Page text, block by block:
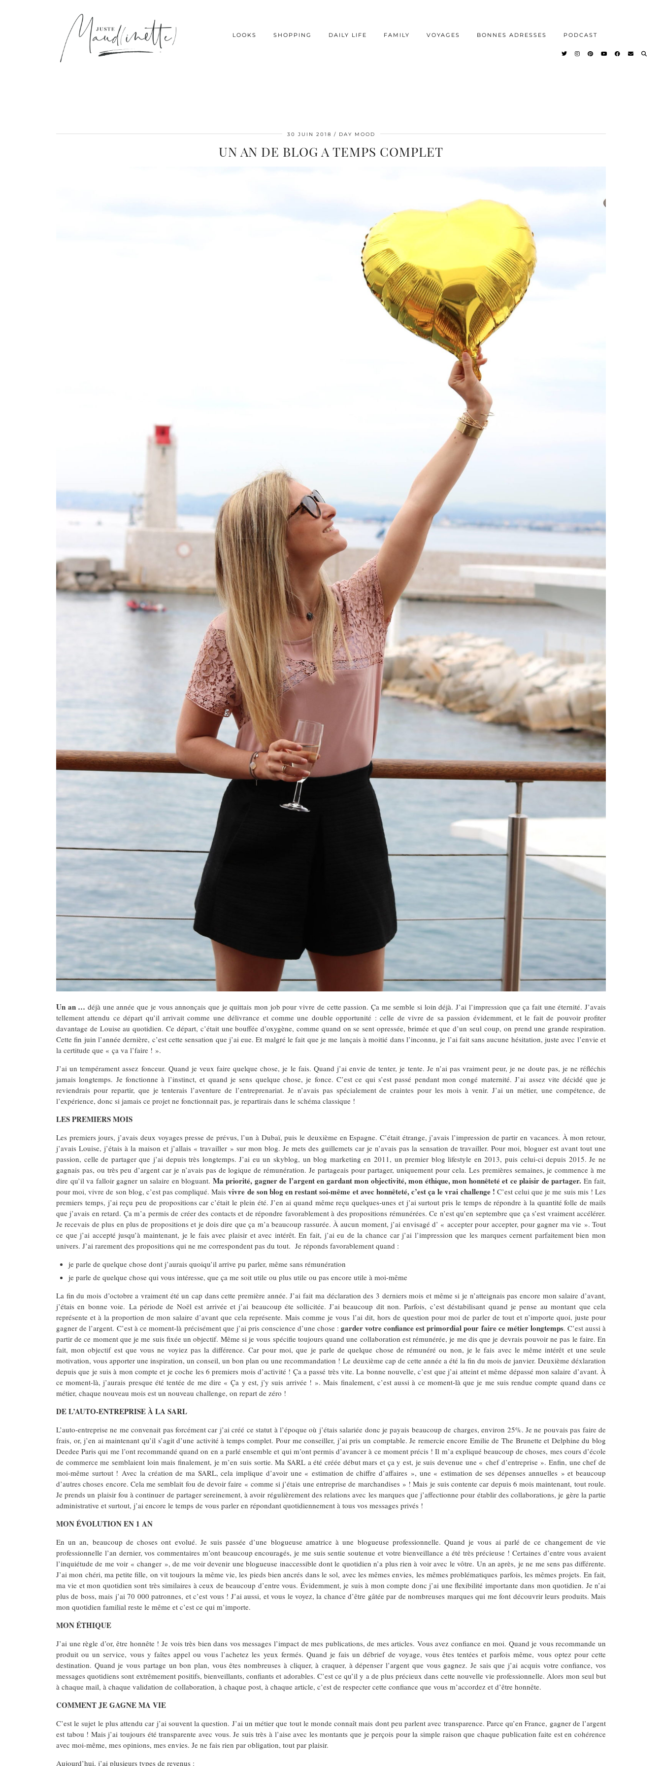
LOOKS SHOPPING DAILY LIFE FAMILY VOYAGES BONNES ADRESSES PODCAST
30 JUIN 2018 DAY MOOD
UN AN DE BLOG A TEMPS COMPLET
Un an … déjà une année que je vous annonçais que je quittais mon job pour vivre de cette passion. Ça me semble si loin déjà. J’ai l’impression que ça fait une éternité. J’avais
tellement attendu ce départ qu’il arrivait comme une délivrance et comme une double opportunité : celle de vivre de sa passion évidemment, et le fait de pouvoir profiter
davantage de Louise au quotidien. Ce départ, c’était une bouffée d’oxygène, comme quand on se sent opressée, brimée et que d’un seul coup, on prend une grande respiration.
Cette fin juin l’année dernière, c’est cette sensation que j’ai eue. Et malgré le fait que je me lançais à moitié dans l’inconnu, je l’ai fait sans aucune hésitation, juste avec l’envie et
la certitude que « ça va l’faire ! ».
J’ai un tempérament assez fonceur. Quand je veux faire quelque chose, je le fais. Quand j’ai envie de tenter, je tente. Je n’ai pas vraiment peur, je ne doute pas, je ne réfléchis
jamais longtemps. Je fonctionne à l’instinct, et quand je sens quelque chose, je fonce. C’est ce qui s’est passé pendant mon congé maternité. J’ai assez vite décidé que je
reviendrais pour repartir, que je tenterais l’aventure de l’entreprenariat. Je n’avais pas spécialement de craintes pour les mois à venir. J’ai un métier, une compétence, de
l’expérience, donc si jamais ce projet ne fonctionnait pas, je repartirais dans le schéma classique !
LES PREMIERS MOIS
Les premiers jours, j’avais deux voyages presse de prévus, l’un à Dubaï, puis le deuxième en Espagne. C’était étrange, j’avais l’impression de partir en vacances. À mon retour,
j’avais Louise, j’étais à la maison et j’allais « travailler » sur mon blog. Je mets des guillemets car je n’avais pas la sensation de travailler. Pour moi, bloguer est avant tout une
passion, celle de partager que j’ai depuis très longtemps. J’ai eu un skyblog, un blog marketing en 2011, un premier blog lifestyle en 2013, puis celui-ci depuis 2015. Je ne
gagnais pas, ou très peu d’argent car je n’avais pas de logique de rémunération. Je partageais pour partager, uniquement pour cela. Les premières semaines, je commence à me
dire qu’il va falloir gagner un salaire en bloguant. Ma priorité, gagner de l’argent en gardant mon objectivité, mon éthique, mon honnêteté et ce plaisir de partager. En fait,
pour moi, vivre de son blog, c’est pas compliqué. Maisvivre de son blog en restant soi-même et avec honnêteté, c’est ça le vrai challenge ! C’est celui que je me suis mis ! Les
premiers temps, j’ai reçu peu de propositions car c’était le plein été. J’en ai quand même reçu quelques-unes et j’ai surtout pris le temps de répondre à la quantité folle de mails
que j’avais en retard. Ça m’a permis de créer des contacts et de répondre favorablement à des propositions rémunérées. Ce n’est qu’en septembre que ça s’est vraiment accélérer.
Je recevais de plus en plus de propositions et je dois dire que ça m’a beaucoup rassurée. À aucun moment, j’ai envisagé d’ « accepter pour accepter, pour gagner ma vie ». Tout
ce que j’ai accepté jusqu’à maintenant, je le fais avec plaisir et avec intérêt. En fait, j’ai eu de la chance car j’ai l’impression que les marques cernent parfaitement bien mon
univers. J’ai rarement des propositions qui ne me correspondent pas du tout. Je réponds favorablement quand :
je parle de quelque chose dont j’aurais quoiqu’il arrive pu parler, même sans rémunération
je parle de quelque chose qui vous intéresse, que ça me soit utile ou plus utile ou pas encore utile à moi-même
La fin du mois d’octobre a vraiment été un cap dans cette première année. J’ai fait ma déclaration des 3 derniers mois et même si je n’atteignais pas encore mon salaire d’avant,
j’étais en bonne voie. La période de Noël est arrivée et j’ai beaucoup éte sollicitée. J’ai beaucoup dit non. Parfois, c’est déstabilisant quand je pense au montant que cela
représente et à la proportion de mon salaire d’avant que cela représente. Mais comme je vous l’ai dit, hors de question pour moi de parler de tout et n’importe quoi, juste pour
gagner de l’argent. C’est à ce moment-là précisément que j’ai pris conscience d’une chose :garder votre confiance est primordial pour faire ce métier longtemps. C’est aussi à
partir de ce moment que je me suis fixée un objectif. Même si je vous spécifie toujours quand une collaboration est rémunérée, je me dis que je devrais pouvoir ne pas le faire. En
fait, mon objectif est que vous ne voyiez pas la différence. Car pour moi, que je parle de quelque chose de rémunéré ou non, je le fais avec le même intérêt et une seule
motivation, vous apporter une inspiration, un conseil, un bon plan ou une recommandation ! Le deuxième cap de cette année a été la fin du mois de janvier. Deuxième déxlaration
depuis que je suis à mon compte et je coche les 6 premiers mois d’activité ! Ça a passé très vite. La bonne nouvelle, c’est que j’ai atteint et même dépassé mon salaire d’avant. À
ce moment-là, j’aurais presque été tentée de me dire « Ça y est, j’y suis arrivée ! ». Mais finalement, c’est aussi à ce moment-là que je me suis rendue compte quand dans ce
métier, chaque nouveau mois est un nouveau challenge, on repart de zéro !
DE L’AUTO-ENTREPRISE À LA SARL
L’auto-entreprise ne me convenait pas forcément car j’ai créé ce statut à l’époque où j’étais salariée donc je payais beaucoup de charges, environ 25%. Je ne pouvais pas faire de
frais, or, j’en ai maintenant qu’il s’agit d’une activité à temps complet. Pour me conseiller, j’ai pris un comptable. Je remercie encore Emilie de The Brunette et Delphine du blog
Deedee Paris qui me l’ont recommandé quand on en a parlé ensemble et qui m’ont permis d’avancer à ce moment précis ! Il m’a expliqué beaucoup de choses, mes cours d’école
de commerce me semblaient loin mais finalement, je m’en suis sortie. Ma SARL a été créée début mars et ça y est, je suis devenue une « chef d’entreprise ». Enfin, une chef de
moi-même surtout ! Avec la création de ma SARL, cela implique d’avoir une « estimation de chiffre d’affaires », une « estimation de ses dépenses annuelles » et beaucoup
d’autres choses encore. Cela me semblait fou de devoir faire « comme si j’étais une entreprise de marchandises » ! Mais je suis contente car depuis 6 mois maintenant, tout roule.
Je prends un plaisir fou à continuer de partager sereinement, à avoir régulièrement des relations avec les marques que j’affectionne pour établir des collaborations, je gère la partie
administrative et surtout, j’ai encore le temps de vous parler en répondant quotidiennement à tous vos messages privés !
MON ÉVOLUTION EN 1 AN
En un an, beaucoup de choses ont evolué. Je suis passée d’une blogueuse amatrice à une blogueuse professionnelle. Quand je vous ai parlé de ce changement de vie
professionnelle l’an dernier, vos commentaires m’ont beaucoup encouragés, je me suis sentie soutenue et votre bienveillance a été très précieuse ! Certaines d’entre vous avaient
l’inquiétude de me voir « changer », de me voir devenir une blogueuse inaccessible dont le quotidien n’a plus rien à voir avec le vôtre. Un an après, je ne me sens pas différente.
J’ai mon chéri, ma petite fille, on vit toujours la même vie, les pieds bien ancrés dans le sol, avec les mêmes envies, les mêmes problématiques parfois, les mêmes projets. En fait,
ma vie et mon quotidien sont très similaires à ceux de beaucoup d’entre vous. Évidemment, je suis à mon compte donc j’ai une flexibilité importante dans mon quotidien. Je n’ai
plus de boss, mais j’ai 70 000 patronnes, et c’est vous ! J’ai aussi, et vous le voyez, la chance d’être gâtée par de nombreuses marques qui me font découvrir leurs produits. Mais
mon quotidien familial reste le même et c’est ce qui m’importe.
MON ÉTHIQUE
J’ai une règle d’or, être honnête ! Je vois très bien dans vos messages l’impact de mes publications, de mes articles. Vous avez confiance en moi. Quand je vous recommande un
produit ou un service, vous y faîtes appel ou vous l’achetez les yeux fermés. Quand je fais un débrief de voyage, vous êtes tentées et parfois même, vous optez pour cette
destination. Quand je vous partage un bon plan, vous êtes nombreuses à cliquer, à craquer, à dépenser l’argent que vous gagnez. Je sais que j’ai acquis votre confiance, vos
messages quotidiens sont extrêmement positifs, bienveillants, confiants et adorables. C’est ce qu’il y a de plus précieux dans cette nouvelle vie professionnelle. Alors mon seul but
à chaque mail, à chaque validation de collaboration, à chaque post, à chaque article, c’est de respecter cette confiance que vous m’accordez et d’être honnête.
COMMENT JE GAGNE MA VIE
C’est le sujet le plus attendu car j’ai souvent la question. J’ai un métier que tout le monde connaît mais dont peu parlent avec transparence. Parce qu’en France, gagner de l’argent
est tabou ! Mais j’ai toujours été transparente avec vous. Je suis très à l’aise avec les montants que je perçois pour la simple raison que chaque publication faite est en cohérence
avec moi-même, mes opinions, mes envies. Je ne fais rien par obligation, tout par plaisir.
Aujourd’hui, j’ai plusieurs types de revenus :